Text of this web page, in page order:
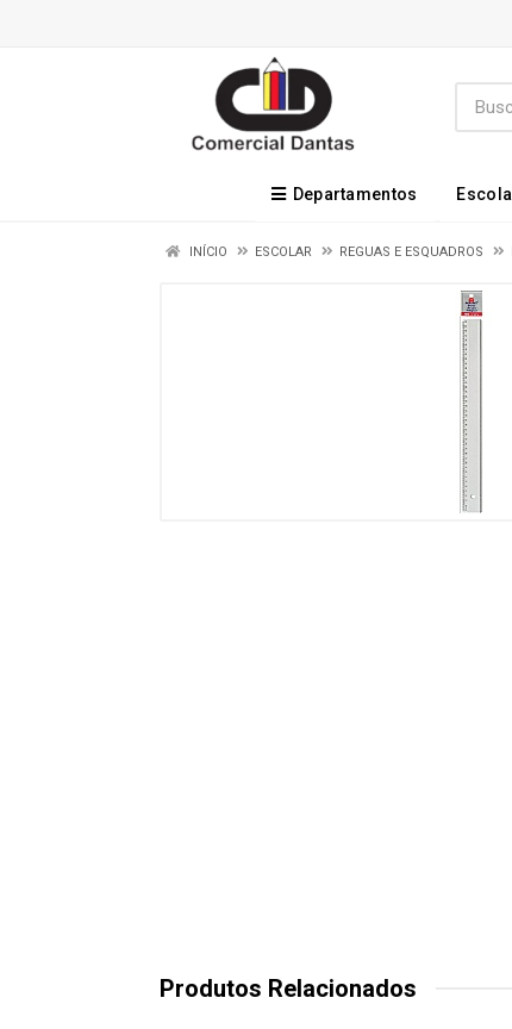
Departamentos
INÍCIO ESCOLAR REGUAS E ESQUADROS
Produtos Relacionados